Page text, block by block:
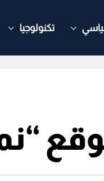
تكنولوجيا